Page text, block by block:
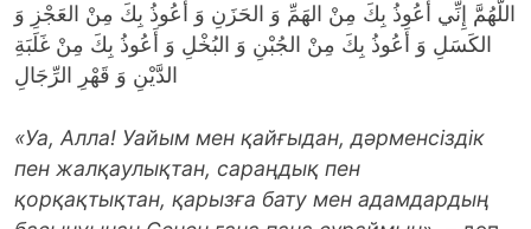
اللَّهُمَّ إِنِّي أَعُوذُ بِكَ مِنْ الهَمِّ وَ الحَزَنِ وَ أَعُوذُ بِكَ مِنْ العَجْزِ وَ
الكَسَلِ وَ أَعُوذُ بِكَ مِنْ الجُبْنِ وَ البُخْلِ وَ أَعُوذُ بِكَ مِنْ غَلَبَةِ
الدَّيْنِ وَ قَهْرِ الرِّجَالِ
«Уа, Алла! Уайым мен қайғыдан, дәрменсіздік
пен жалқаулықтан, сараңдық пен
қорқақтықтан, қарызға бату мен адамдардың